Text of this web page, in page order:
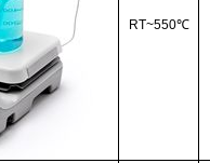
RT~550℃